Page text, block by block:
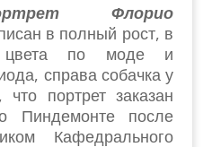
Флорио
в полный рост, в
цвета по моде и
справа собачка у
портрет заказан
Пиндемонте после
Кафедрального